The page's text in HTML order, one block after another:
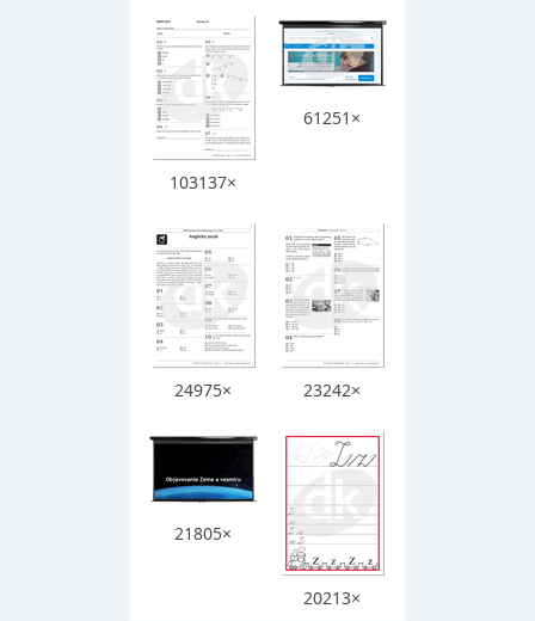
103137×
61251×
24975× 23242×
21805×
20213×